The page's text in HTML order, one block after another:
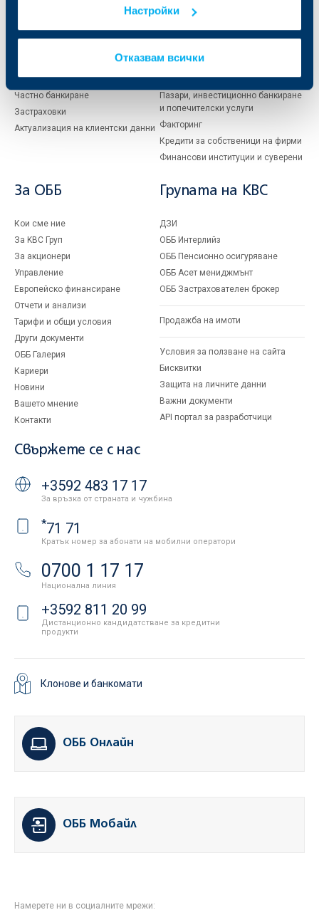
Настройки
Отказвам всички
Карти
Спестявания и инвестиции
Частно банкиране
Застраховки
Актуализация на клиентски данни
Кредитиране
Търговско финансиране
ПОС терминали
Пазари, инвестиционно банкиране
и попечителски услуги
Факторинг
Кредити за собственици на фирми
Финансови институции и суверени
За ОББ
Кои сме ние
За KBC Груп
За акционери
Управление
Европейско финансиране
Отчети и анализи
Тарифи и общи условия
Други документи
ОББ Галерия
Кариери
Новини
Вашето мнение
Контакти
Групата на KBC
ДЗИ
ОББ Интерлийз
ОББ Пенсионно осигуряване
ОББ Асет мениджмънт
ОББ Застрахователен брокер
Продажба на имоти
Условия за ползване на сайта
Бисквитки
Защита на личните данни
Важни документи
API портал за разработчици
Свържете се с нас
+3592 483 17 17
За връзка от страната и чужбина
*71 71
Кратък номер за абонати на мобилни оператори
0700 1 17 17
Национална линия
+3592 811 20 99
Дистанционно кандидатстване за кредитни
продукти
Клонове и банкомати
ОББ Онлайн
ОББ Мобайл
Намерете ни в социалните мрежи: